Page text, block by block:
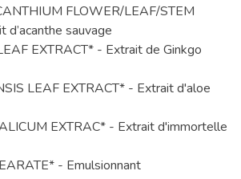
FLOWER/LEAF/STEM
d’acanthe sauvage
EXTRACT* - Extrait de Ginkgo
LEAF EXTRACT* - Extrait d'aloe
EXTRAC* - Extrait d'immortelle
- Emulsionnant